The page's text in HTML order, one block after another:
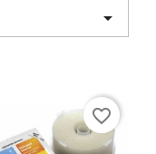

favorite_border